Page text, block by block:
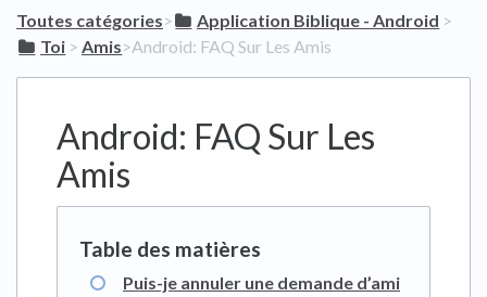
Toutes catégories​>​ ​Application Biblique - Android ​ > ​
​Toi ​ > ​​Amis​>​ Android: FAQ Sur Les Amis
Android: FAQ Sur Les
Amis
Puis-je annuler une demande d’ami